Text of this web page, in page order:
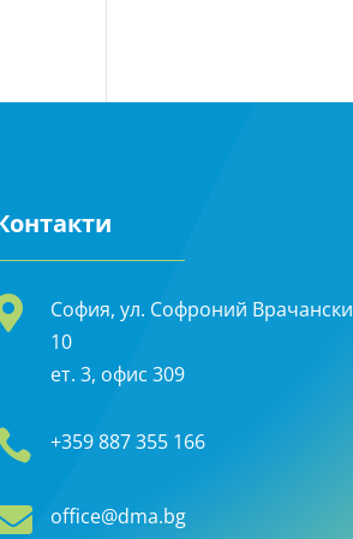
София, ул. Софроний Врачански
10
ет. 3, офис 309
+359 887 355 166
office@dma.bg